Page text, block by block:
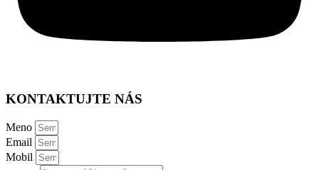
KONTAKTUJTE NÁS
Meno
Email
Mobil